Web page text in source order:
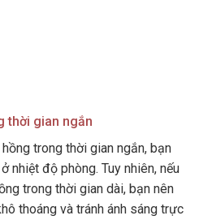
thời gian ngắn
trong thời gian ngắn, bạn
nhiệt độ phòng. Tuy nhiên, nếu
trong thời gian dài, bạn nên
thoáng và tránh ánh sáng trực